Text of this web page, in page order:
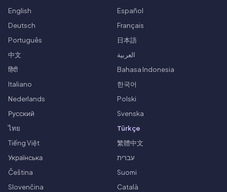
English
Español
Deutsch
Français
Português
日本語
中文
العربية
हिंदी
Bahasa Indonesia
Italiano
한국어
Nederlands
Polski
Русский
Svenska
ไทย
Türkçe
Tiếng Việt
繁體中文
Українська
עברית
Čeština
Suomi
Slovenčina
Català